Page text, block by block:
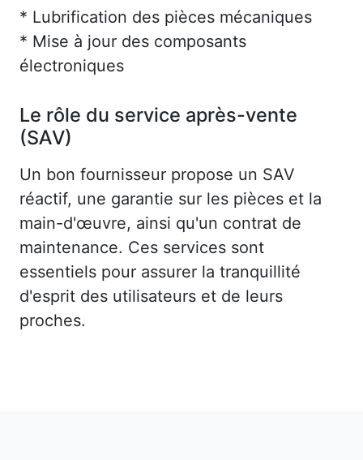
* Lubrification des pièces mécaniques
* Mise à jour des composants
électroniques
Le rôle du service après-vente
(SAV)
Un bon fournisseur propose un SAV
réactif, une garantie sur les pièces et la
main-d'œuvre, ainsi qu'un contrat de
maintenance. Ces services sont
essentiels pour assurer la tranquillité
d'esprit des utilisateurs et de leurs
proches.